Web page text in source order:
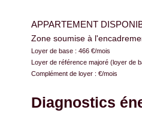
APPARTEMENT
Zone soumise à
Loyer de base : 466 €/mois
Loyer de référence majoré (loyer de
Complément de loyer : €/mois
Diagnostics